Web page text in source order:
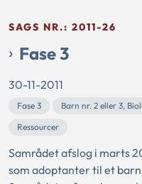
SAGS NR.: 2011-26
Fase 3
30-11-2011
Fase 3
Barn nr. 2 eller 3,
Ressourcer
Samrådet afslog i marts
som adoptanter til et